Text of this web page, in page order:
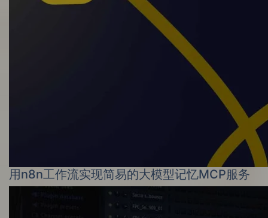
用n8n工作流实现简易的大模型记忆MCP服务